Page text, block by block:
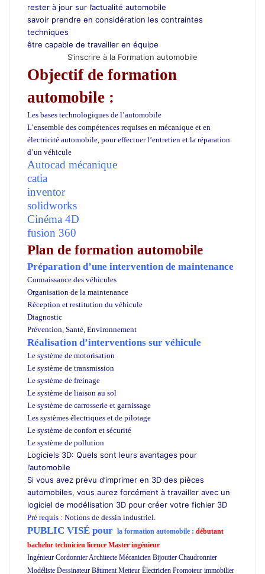
rester à jour sur l’actualité automobile
savoir prendre en considération les contraintes
techniques
être capable de travailler en équipe
S’inscrire à la Formation automobile
Objectif de formation
automobile :
Les bases technologiques de l’automobile
L’ensemble des compétences requises en mécanique et en
électricité automobile, pour effectuer l’entretien et la réparation
d’un véhicule
Autocad mécanique
catia
inventor
solidworks
Cinéma 4D
fusion 360
Plan de formation automobile
Préparation d’une intervention de maintenance
Connaissance des véhicules
Organisation de la maintenance
Réception et restitution du véhicule
Diagnostic
Prévention, Santé, Environnement
Réalisation d’interventions sur véhicule
Le système de motorisation
Le système de transmission
Le système de freinage
Le système de liaison au sol
Le système de carrosserie et garnissage
Les systèmes électriques et de pilotage
Le système de confort et sécurité
Le système de pollution
Logiciels 3D: Quels sont leurs avantages pour
l’automobile
Si vous avez prévu d’imprimer en 3D des pièces
automobiles, vous aurez forcément à travailler avec un
logiciel de modélisation 3D pour créer votre fichier 3D
Pré requis : Notions de dessin industriel.
PUBLIC VISÉ pour la formation automobile : débutant
bachelor technicien licence Master ingénieur
Ingénieur Cordonnier Architecte Mécanicien Bijoutier Chaudronnier
Modéliste Dessinateur Bâtiment Metteur Électricien Promoteur immobilier